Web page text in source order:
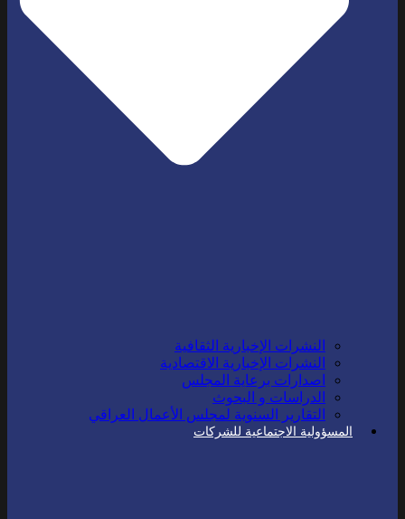
النشرات الإخبارية الثقافية
النشرات الإخبارية الاقتصادية
اصدارات برعاية المجلس
الدراسات و البحوث
التقارير السنوية لمجلس الأعمال العراقي
المسؤولية الاجتماعية للشركات